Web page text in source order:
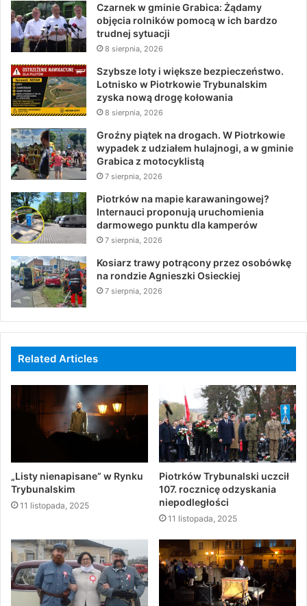
Czarnek w gminie Grabica: Żądamy
objęcia rolników pomocą w ich bardzo
trudnej sytuacji
8 sierpnia, 2026
Szybsze loty i większe bezpieczeństwo.
Lotnisko w Piotrkowie Trybunalskim
zyska nową drogę kołowania
8 sierpnia, 2026
Groźny piątek na drogach. W Piotrkowie
wypadek z udziałem hulajnogi, a w gminie
Grabica z motocyklistą
7 sierpnia, 2026
Piotrków na mapie karawaningowej?
Internauci proponują uruchomienia
darmowego punktu dla kamperów
7 sierpnia, 2026
Kosiarz trawy potrącony przez osobówkę
na rondzie Agnieszki Osieckiej
7 sierpnia, 2026
Related Articles
„Listy nienapisane” w Rynku
Trybunalskim
11 listopada, 2025
Piotrków Trybunalski uczcił
107. rocznicę odzyskania
niepodległości
11 listopada, 2025